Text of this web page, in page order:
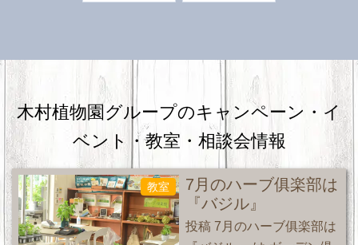
木村植物園グループのキャンペーン・ イ
ベント・教室・相談会情報
教室
7月のハーブ俱楽部は
『バジル』
投稿 7月のハーブ俱楽部は